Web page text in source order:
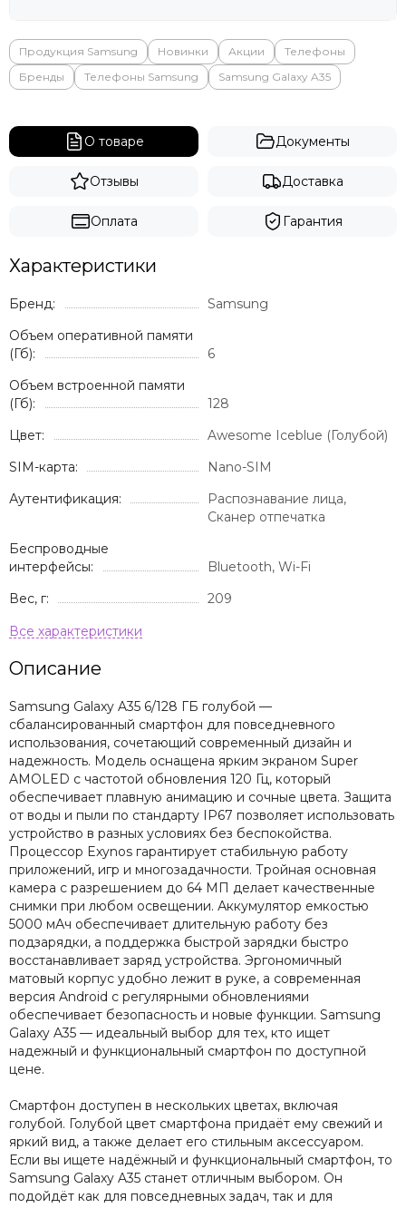
Продукция Samsung Новинки Акции
Телефоны
Бренды
Телефоны Samsung Samsung Galaxy A35
О товаре Документы
Отзывы Доставка
Оплата Гарантия
Характеристики
Бренд:
Samsung
Объем оперативной памяти
(Гб):
6
Объем встроенной памяти
(Гб):
128
Цвет:
Awesome Iceblue (Голубой)
SIM-карта:
Nano-SIM
Аутентификация:
Распознавание лица,
Сканер отпечатка
Беспроводные
интерфейсы:
Bluetooth, Wi-Fi
Вес, г:
209
Описание
Samsung Galaxy A35 6/128 ГБ голубой —
сбалансированный смартфон для повседневного
использования, сочетающий современный дизайн и
надежность. Модель оснащена ярким экраном Super
AMOLED с частотой обновления 120 Гц, который
обеспечивает плавную анимацию и сочные цвета. Защита
от воды и пыли по стандарту IP67 позволяет использовать
устройство в разных условиях без беспокойства.
Процессор Exynos гарантирует стабильную работу
приложений, игр и многозадачности. Тройная основная
камера с разрешением до 64 МП делает качественные
снимки при любом освещении. Аккумулятор емкостью
5000 мАч обеспечивает длительную работу без
подзарядки, а поддержка быстрой зарядки быстро
восстанавливает заряд устройства. Эргономичный
матовый корпус удобно лежит в руке, а современная
версия Android с регулярными обновлениями
обеспечивает безопасность и новые функции. Samsung
Galaxy A35 — идеальный выбор для тех, кто ищет
надежный и функциональный смартфон по доступной
цене.
Смартфон доступен в нескольких цветах, включая
голубой. Голубой цвет смартфона придаёт ему свежий и
яркий вид, а также делает его стильным аксессуаром.
Если вы ищете надёжный и функциональный смартфон, то
Samsung Galaxy A35 станет отличным выбором. Он
подойдёт как для повседневных задач, так и для